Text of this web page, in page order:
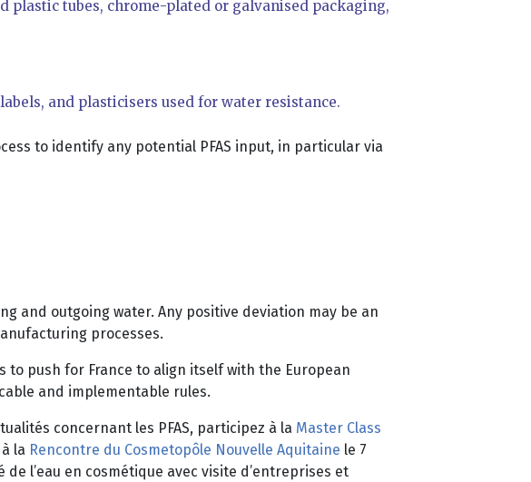
plastic tubes, chrome-plated or galvanised packaging,
and plasticisers used for water resistance.
to identify any potential PFAS input, in particular via
and outgoing water. Any positive deviation may be an
processes.
to push for France to align itself with the European
and implementable rules.
concernant les PFAS, participez à la Master Class
la Rencontre du Cosmetopôle Nouvelle Aquitaine le 7
l’eau en cosmétique avec visite d’entreprises et